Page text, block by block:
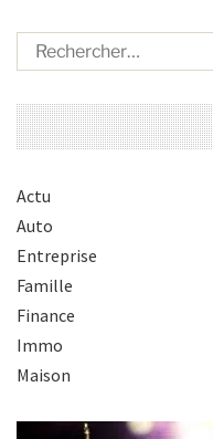
Actu
Auto
Entreprise
Famille
Finance
Immo
Maison